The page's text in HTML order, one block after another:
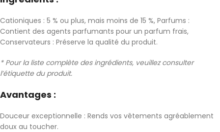
Cationiques : 5 % ou plus, mais moins de 15 %, Parfums :
Contient des agents parfumants pour un parfum frais,
Conservateurs : Préserve la qualité du produit.
* Pour la liste complète des ingrédients, veuillez consulter
l’étiquette du produit.
Avantages :
Douceur exceptionnelle : Rends vos vêtements agréablement
doux au toucher.